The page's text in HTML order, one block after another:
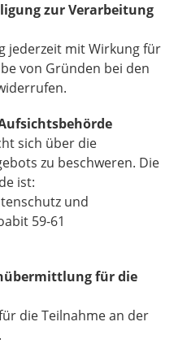
zur Verarbeitung
jederzeit mit Wirkung für
von Gründen bei den
sich über die
zu beschweren. Die
ist:
und
59-61
für die
die Teilnahme an der